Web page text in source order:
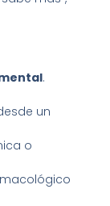
.
un
o